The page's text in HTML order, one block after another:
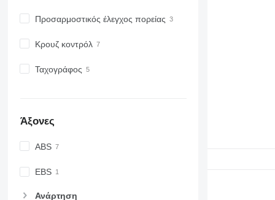
Προσαρμοστικός έλεγχος πορείας
Κρουζ κοντρόλ
Ταχογράφος
Άξονες
ABS
EBS
Ανάρτηση